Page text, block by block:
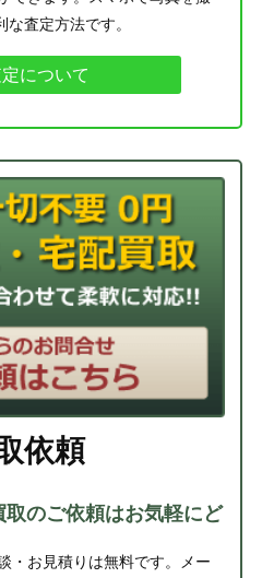
査定方法です。
について
依頼
のご依頼はお気軽にど
・お見積りは無料です。メー